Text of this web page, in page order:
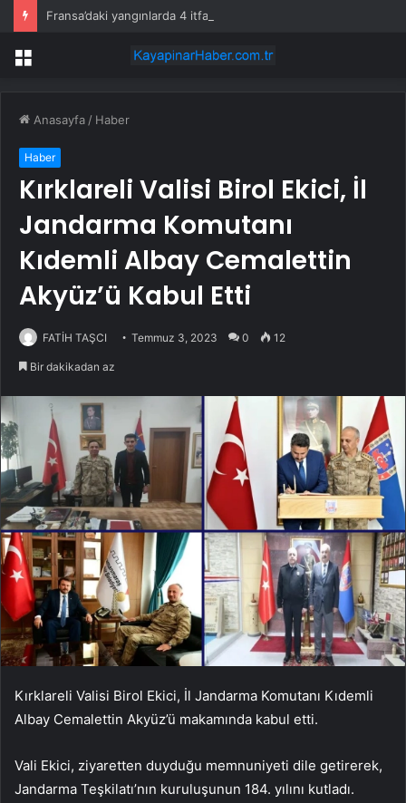
Fransa’daki yangınlarda 4 itfaiye eri hayatını kaybetti
Menü
Anasayfa / Haber
Haber
Kırklareli Valisi Birol Ekici, İl
Jandarma Komutanı
Kıdemli Albay Cemalettin
Akyüz’ü Kabul Etti
FATİH TAŞCI Temmuz 3, 2023 0 12
Bir dakikadan az
Kırklareli Valisi Birol Ekici, İl Jandarma Komutanı Kıdemli
Albay Cemalettin Akyüz’ü makamında kabul etti.
Vali Ekici, ziyaretten duyduğu memnuniyeti dile getirerek,
Jandarma Teşkilatı’nın kuruluşunun 184. yılını kutladı.